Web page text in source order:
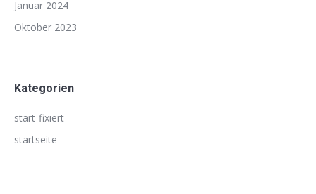
Januar 2024
Oktober 2023
Kategorien
start-fixiert
startseite